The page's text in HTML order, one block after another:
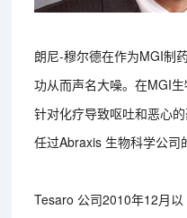
朗尼-穆尔德在作为MGI制
功从而声名大噪。在MGI
针对化疗导致呕吐和恶心
任过Abraxis 生物科学公司
Tesaro 公司2010年12月